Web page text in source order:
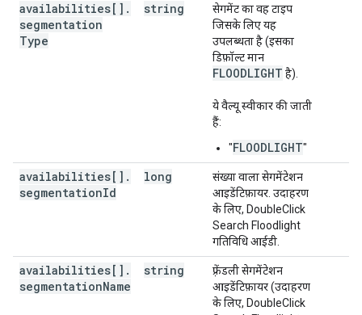
availabilities[] .
segmentation
Type
string
सेगमेंट का वह टाइप
जिसके लिए यह
उपलब्धता है (इसका
डिफ़ॉल्ट मान
FLOODLIGHT है).
ये वैल्यू स्वीकार की जाती
हैं:
"FLOODLIGHT"
availabilities[] .
segmentationId
long
संख्या वाला सेगमेंटेशन
आइडेंटिफ़ायर. उदाहरण
के लिए, DoubleClick
Search Floodlight
गतिविधि आईडी.
availabilities[] .
segmentationName
string
फ़्रेंडली सेगमेंटेशन
आइडेंटिफ़ायर (उदाहरण
के लिए, DoubleClick